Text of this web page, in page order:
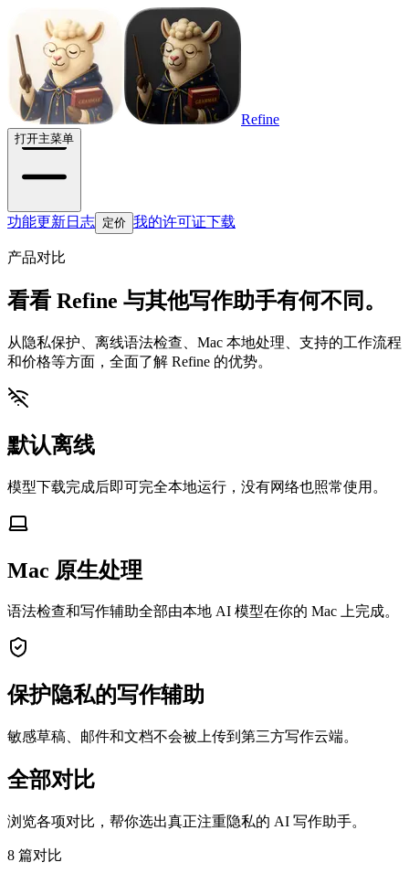
Refine
打开主菜单
功能更新日志 定价 我的许可证下载
产品对比
看看 Refine 与其他写作助手有何不同。
从隐私保护、离线语法检查、Mac 本地处理、支持的工作流程
和价格等方面，全面了解 Refine 的优势。
默认离线
模型下载完成后即可完全本地运行，没有网络也照常使用。
Mac 原生处理
语法检查和写作辅助全部由本地 AI 模型在你的 Mac 上完成。
保护隐私的写作辅助
敏感草稿、邮件和文档不会被上传到第三方写作云端。
全部对比
浏览各项对比，帮你选出真正注重隐私的 AI 写作助手。
8 篇对比